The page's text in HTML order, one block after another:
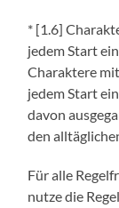
* [1.6]
jedem Start
Charaktere
jedem Start
davon
den
Für alle
nutze die